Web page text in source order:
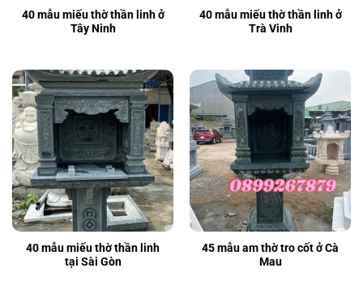
40 mẫu miếu thờ thần linh ở
Tây Ninh
40 mẫu miếu thờ thần linh ở
Trà Vinh
40 mẫu miếu thờ thần linh
tại Sài Gòn
45 mẫu am thờ tro cốt ở Cà
Mau